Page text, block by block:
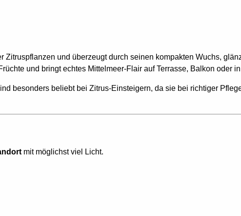
Zitruspflanzen und überzeugt durch seinen kompakten Wuchs,
und bringt echtes Mittelmeer-Flair auf Terrasse, Balkon oder
besonders beliebt bei Zitrus-Einsteigern, da sie bei richtiger
mit möglichst viel Licht.